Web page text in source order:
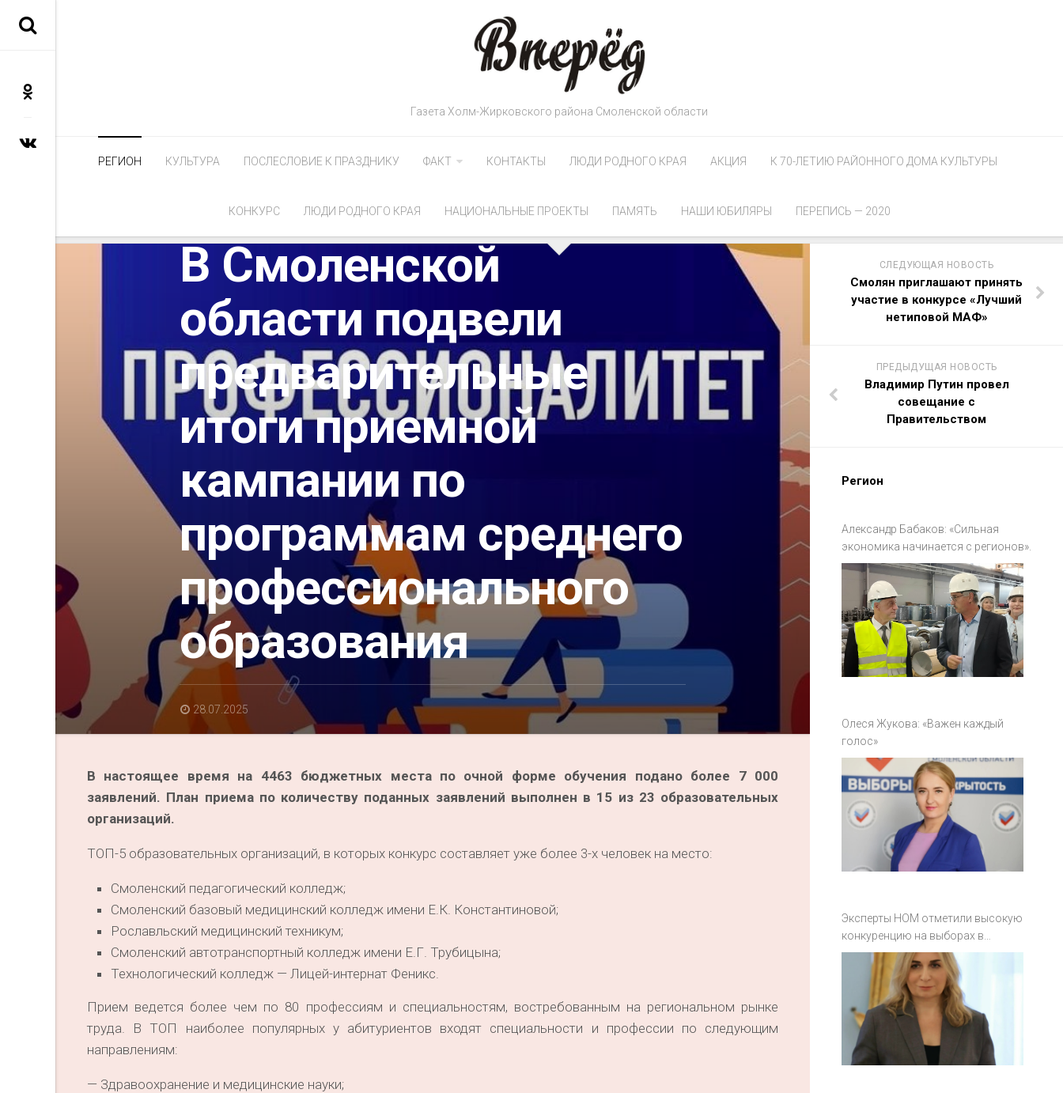
Газета Холм-Жирковского района Смоленской области
РЕГИОН КУЛЬТУРА ПОСЛЕСЛОВИЕ К ПРАЗДНИКУ ФАКТ КОНТАКТЫ ЛЮДИ РОДНОГО КРАЯ АКЦИЯ К 70-ЛЕТИЮ РАЙОННОГО ДОМА КУЛЬТУРЫ
КОНКУРС ЛЮДИ РОДНОГО КРАЯ НАЦИОНАЛЬНЫЕ ПРОЕКТЫ ПАМЯТЬ НАШИ ЮБИЛЯРЫ ПЕРЕПИСЬ — 2020
В Смоленской
области подвели
предварительные
итоги приемной
кампании по
программам среднего
профессионального
образования
28.07.2025
В настоящее время на 4463 бюджетных места по очной форме обучения подано более 7 000
заявлений. План приема по количеству поданных заявлений выполнен в 15 из 23 образовательных
организаций.
ТОП-5 образовательных организаций, в которых конкурс составляет уже более 3-х человек на место:
Смоленский педагогический колледж;
Смоленский базовый медицинский колледж имени Е.К. Константиновой;
Рославльский медицинский техникум;
Смоленский автотранспортный колледж имени Е.Г. Трубицына;
Технологический колледж — Лицей-интернат Феникс.
Прием ведется более чем по 80 профессиям и специальностям, востребованным на региональном рынке
труда. В ТОП наиболее популярных у абитуриентов входят специальности и профессии по следующим
направлениям:
— Здравоохранение и медицинские науки;
СЛЕДУЮЩАЯ НОВОСТЬ
Смолян приглашают принять
участие в конкурсе «Лучший
нетиповой МАФ»
ПРЕДЫДУЩАЯ НОВОСТЬ
Владимир Путин провел
совещание с
Правительством
Регион
Александр Бабаков: «Сильная
экономика начинается с регионов».
Олеся Жукова: «Важен каждый
голос»
Эксперты НОМ отметили высокую
конкуренцию на выборах в
Смоленской области